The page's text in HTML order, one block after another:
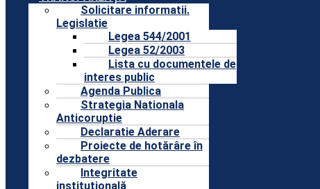
Solicitare informatii.
Legislatie
Legea 544/2001
Legea 52/2003
Lista cu documentele de
interes public
Agenda Publica
Strategia Nationala
Anticoruptie
Declaratie Aderare
Proiecte de hotărâre în
dezbatere
Integritate
instituțională